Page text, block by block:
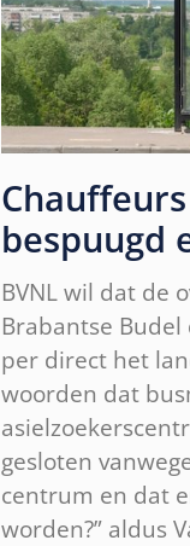
bespuugd
BVNL wil dat de
Brabantse
per direct het
woorden dat
gesloten
centrum en dat
worden?” aldus